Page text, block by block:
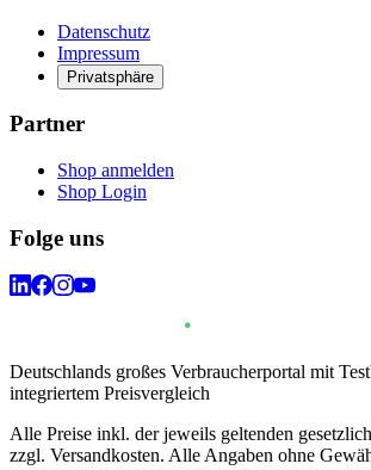
Datenschutz
Impressum
Privatsphäre
Partner
Shop anmelden
Shop Login
Folge uns
Deutschlands großes Verbraucherportal mit
integriertem Preisvergleich
Alle Preise inkl. der jeweils geltenden
zzgl. Versandkosten. Alle Angaben ohne